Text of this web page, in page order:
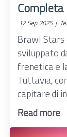
Completa
12 Sep 2025 |
Brawl Stars
sviluppato
frenetica e
Tuttavia,
capitare di
Read more